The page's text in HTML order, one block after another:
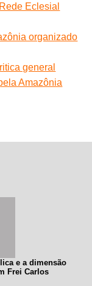
Eclesial
organizado
general
Amazônia
e a dimensão
Frei Carlos